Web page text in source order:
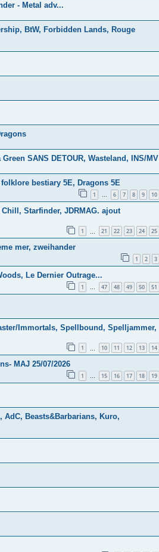
- Metal adv...
BtW, Forbidden Lands, Rouge
SANS DETOUR, Wasteland, INS/MV
bestiary 5E, Dragons 5E
1 … 6 7 8 9 10
Starfinder, JDRMAG. ajout
1 21 22 23 24 25
mer, zweihander
1 2 3
Le Dernier Outrage...
1 … 47 48 49 50 51
Immortals, Spellbound, Spelljammer,
1 10 11 12 13 14
MAJ 25/07/2026
1 … 15 16 17 18 19
AdC, Beasts&Barbarians, Kuro,